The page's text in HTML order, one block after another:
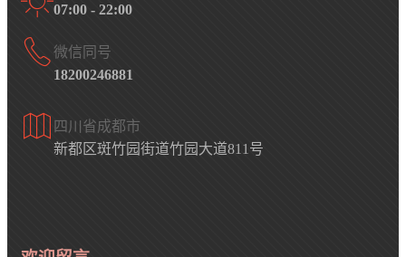
07:00 - 22:00
微信同号
18200246881
四川省成都市
新都区斑竹园街道竹园大道811号